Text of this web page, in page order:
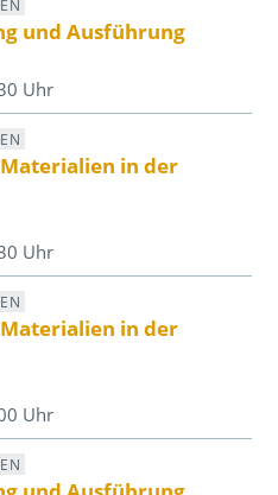
und Ausführung
Uhr
in der
Uhr
in der
Uhr